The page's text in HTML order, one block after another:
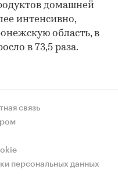
домашней
интенсивно,
область, в
в 73,5 раза.
связь
персональных данных